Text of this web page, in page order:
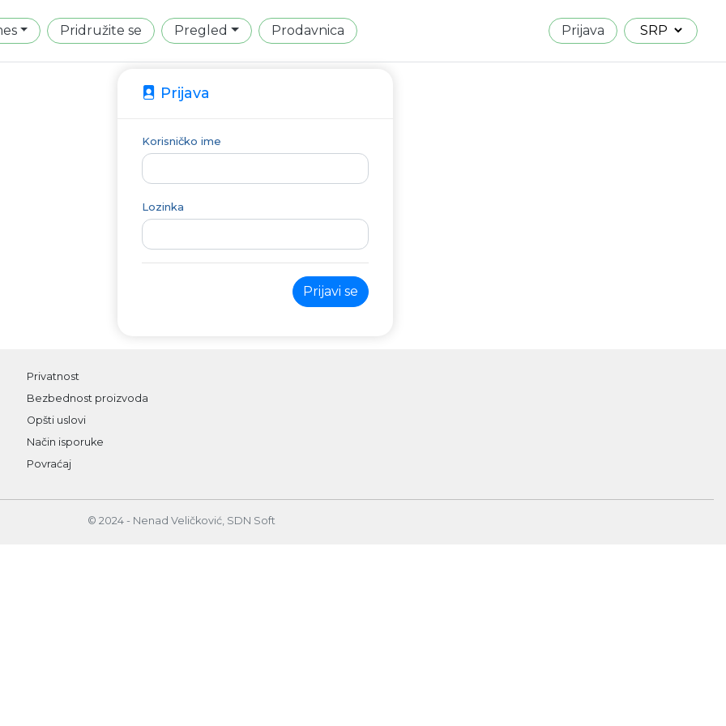
Prijava
Pridružite se Pregled Prodavnica
Prijava
Korisničko ime
Lozinka
Prijavi se
Privatnost
Bezbednost proizvoda
Opšti uslovi
Način isporuke
Povraćaj
© 2024 - Nenad Veličković, SDN Soft